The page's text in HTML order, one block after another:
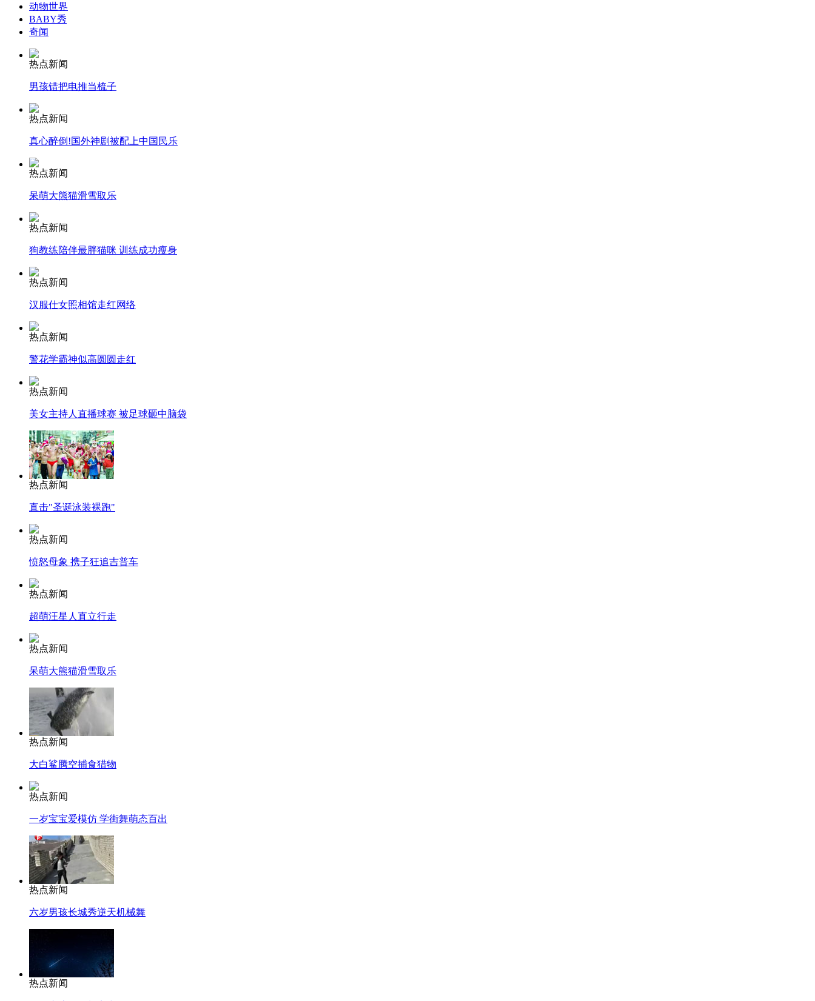
无痛分娩是否安全 医生回应
外交部：反对强权政治霸凌主义
外交部：有关国家言论片面不公正
安徽一实载49人客车翻车
走！跟着总书记去植树
消防员救轻生者
纽约上演“枕头大战”
司机酒驾遇交警 急速倒车逃窜
动物世界
BABY秀
奇闻
热点新闻
男孩错把电推当梳子
热点新闻
真心醉倒!国外神剧被配上中国民乐
热点新闻
呆萌大熊猫滑雪取乐
热点新闻
狗教练陪伴最胖猫咪 训练成功瘦身
热点新闻
汉服仕女照相馆走红网络
热点新闻
警花学霸神似高圆圆走红
热点新闻
美女主持人直播球赛 被足球砸中脑袋
热点新闻
直击"圣诞泳装裸跑"
热点新闻
愤怒母象 携子狂追吉普车
热点新闻
超萌汪星人直立行走
热点新闻
呆萌大熊猫滑雪取乐
热点新闻
大白鲨腾空捕食猎物
热点新闻
一岁宝宝爱模仿 学街舞萌态百出
热点新闻
六岁男孩长城秀逆天机械舞
热点新闻